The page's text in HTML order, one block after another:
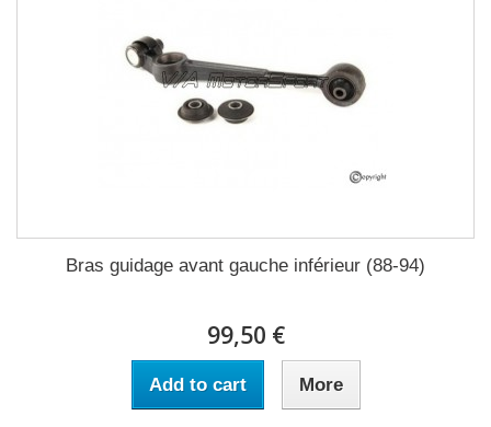
Bras guidage avant gauche inférieur (88-94)
99,50 €
Add to cart More